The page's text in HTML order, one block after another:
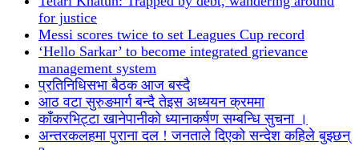
for justice
Messi scores twice to set Leagues Cup record
‘Hello Sarkar’ to become integrated grievance
management system
प्रतिनिधिसभा बैठक आज बस्दै
आठ वटा सुरुङमार्ग बन्दै तेइस अध्ययन क्रममा
काँकरभिट्टा खानेपानीको ध्यानाकर्षण सम्बन्धि सुचना ।
अन्तरकलहमा पुराना दल ! जनताले दिएको सन्देश कहिले बुझ्छन्